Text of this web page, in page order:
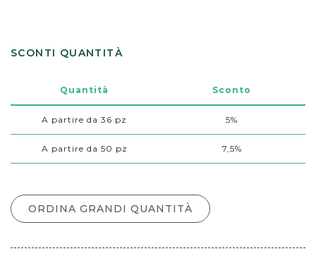
SCONTI QUANTITÀ
Quantità Sconto
A partire da 36 pz 5%
A partire da 50 pz 7,5%
ORDINA GRANDI QUANTITÀ